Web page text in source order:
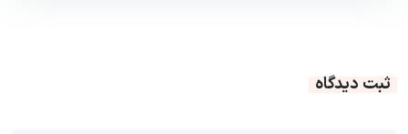
ثبت دیدگاه